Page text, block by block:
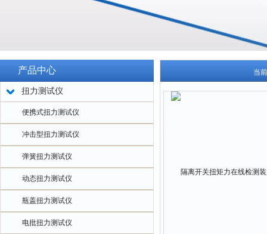
产品中心
扭力测试仪
便携式扭力测试仪
冲击型扭力测试仪
弹簧扭力测试仪
动态扭力测试仪
瓶盖扭力测试仪
电批扭力测试仪
当